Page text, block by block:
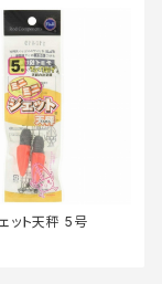
ット天秤 5号